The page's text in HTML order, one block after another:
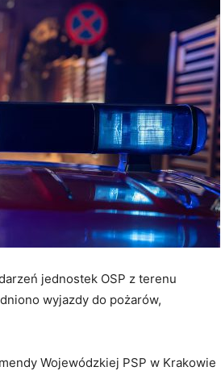
jednostek OSP z terenu
wyjazdy do pożarów,
Wojewódzkiej PSP w Krakowie